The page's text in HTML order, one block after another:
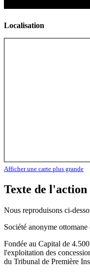
Localisation
Afficher une carte plus grande
Texte de l'action
Nous reproduisons ci-
Société anonyme
Fondée au Capital de
l'exploitation des
du Tribunal de Première